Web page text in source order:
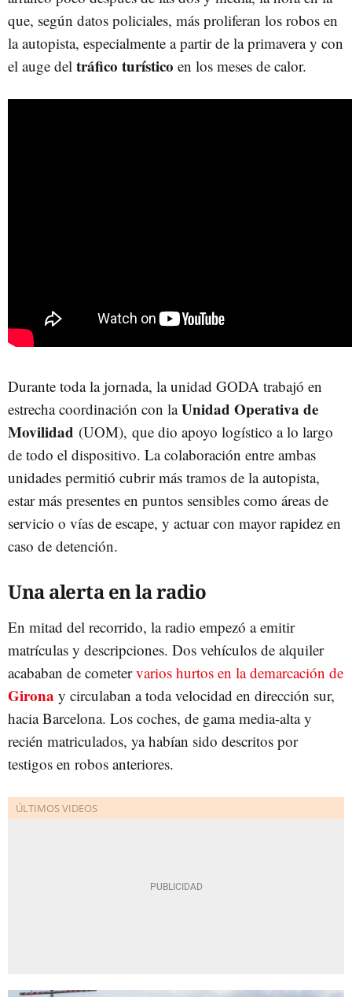
que, según datos policiales, más proliferan los robos en
la autopista, especialmente a partir de la primavera y con
el auge del tráfico turístico en los meses de calor.
Durante toda la jornada, la unidad GODA trabajó en
estrecha coordinación con laUnidad Operativa de
Movilidad (UOM), que dio apoyo logístico a lo largo
de todo el dispositivo. La colaboración entre ambas
unidades permitió cubrir más tramos de la autopista,
estar más presentes en puntos sensibles como áreas de
servicio o vías de escape, y actuar con mayor rapidez en
caso de detención.
Una alerta en la radio
En mitad del recorrido, la radio empezó a emitir
matrículas y descripciones. Dos vehículos de alquiler
acababan de cometervarios hurtos en la demarcación de
Girona y circulaban a toda velocidad en dirección sur,
hacia Barcelona. Los coches, de gama media-alta y
recién matriculados, ya habían sido descritos por
testigos en robos anteriores.